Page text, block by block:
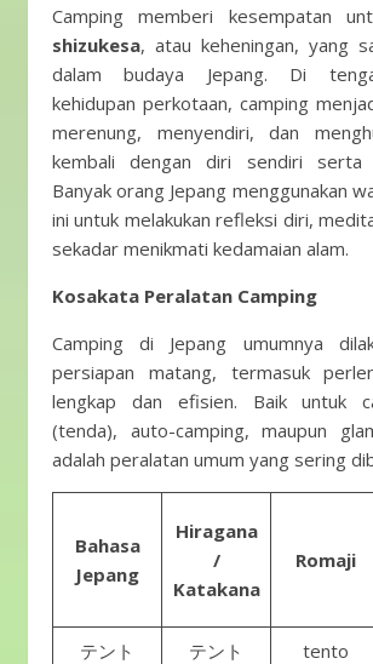
Camping memberi kesempatan
shizukesa, atau keheningan, yang
dalam budaya Jepang. Di
kehidupan perkotaan, camping
merenung, menyendiri, dan
kembali dengan diri sendiri serta
Banyak orang Jepang menggunakan
ini untuk melakukan refleksi diri,
sekadar menikmati kedamaian alam.
Kosakata Peralatan Camping
Camping di Jepang umumnya
persiapan matang, termasuk
lengkap dan efisien. Baik untuk
(tenda), auto-camping, maupun
adalah peralatan umum yang sering
Bahasa
Jepang
Hiragana
/
Katakana
Romaji
テント
テント tento